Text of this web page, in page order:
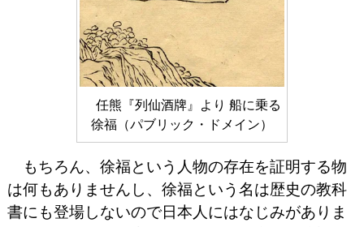
任熊『列仙酒牌』より 船に乗る
徐福（パブリック・ドメイン）
もちろん、徐福という人物の存在を証明する物
は何もありませんし、徐福という名は歴史の教科
書にも登場しないので日本人にはなじみがありま